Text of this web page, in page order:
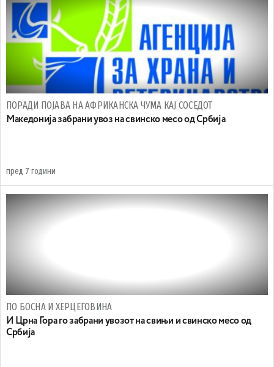
ПОРАДИ ПОЈАВА НА АФРИКАНСКА ЧУМА КАЈ СОСЕДОТ
Македонија забрани увоз на свинско месо од Србија
пред 7 години
ПО БОСНА И ХЕРЦЕГОВИНА
И Црна Гора го забрани увозот на свињи и свинско месо од
Србија